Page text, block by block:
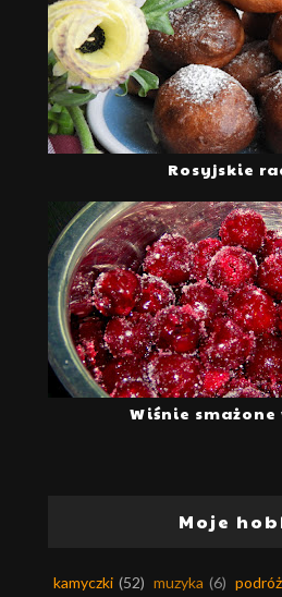
Rosyjskie
Wiśnie
Moje
kamyczki (52) muzyka (6)